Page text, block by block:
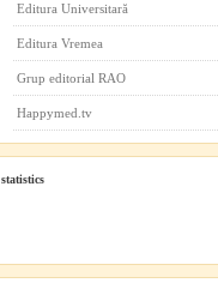
Editura Universitară
Editura Vremea
Grup editorial RAO
Happymed.tv
statistics